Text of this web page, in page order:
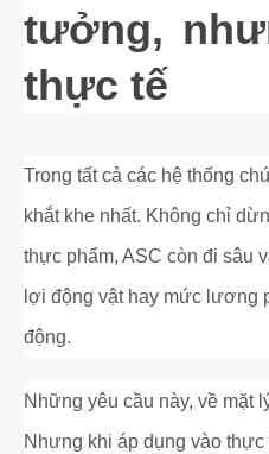
tưởng,
thực tế
Trong tất cả các hệ thống
khắt khe nhất. Không chỉ
thực phẩm, ASC còn đi sâu
lợi động vật hay mức lương
động.
Những yêu cầu này, về mặt
Nhưng khi áp dụng vào